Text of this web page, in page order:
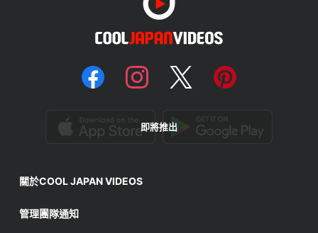
即將推出
關於COOL JAPAN VIDEOS
管理團隊通知